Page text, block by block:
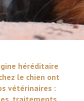
héréditaire
le chien ont
vétérinaires :
traitements,